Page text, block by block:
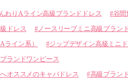
わりAライン高級ブランドドレス 谷間
ドレス
ノースリーブミニ高級ブラン
ライン系）
ジップデザイン高級ミニ
ランドワンピース
オススメのキャバドレス
高級ブラン